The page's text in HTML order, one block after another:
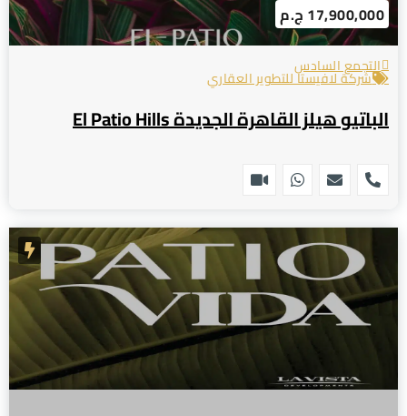
17,900,000 ج.م
التجمع السادس
شركة لافيستا للتطوير العقاري
الباتيو هيلز القاهرة الجديدة El Patio Hills